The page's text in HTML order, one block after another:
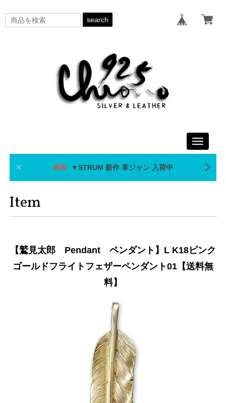
search
Toggle
▼STRUM 新作 革ジャン 入荷中
Item
【鷲見太郎 Pendant ペンダント】L K18ピンク
ゴールドフライトフェザーペンダント01【送料無
料】